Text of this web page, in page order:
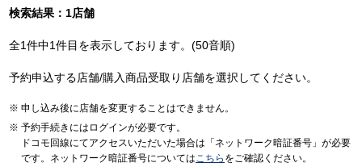
検索結果：1店舗
全1件中1件目を表示しております。(50音順)
予約申込する店舗/購入商品受取り店舗を選択してください。
申し込み後に店舗を変更することはできません。
予約手続きにはログインが必要です。
ドコモ回線にてアクセスいただいた場合は「ネットワーク暗証番号」が必要
です。ネットワーク暗証番号についてはこちら をご確認ください。